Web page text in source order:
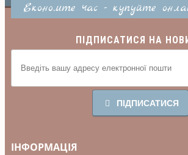
Економте час - купуйте
ПІДПИСАТИСЯ НА
ПІДПИСАТИСЯ
ІНФОРМАЦІЯ